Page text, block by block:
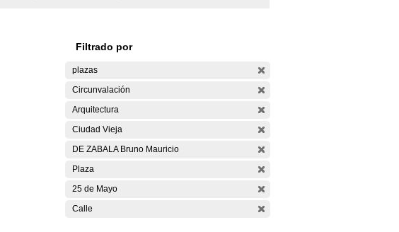
Filtrado por
plazas
Circunvalación
Arquitectura
Ciudad Vieja
DE ZABALA Bruno Mauricio
Plaza
25 de Mayo
Calle